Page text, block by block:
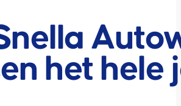
het hele